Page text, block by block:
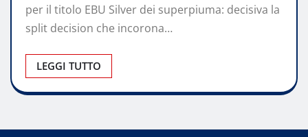
per il titolo EBU Silver dei superpiuma: decisiva la
split decision che incorona…
LEGGI TUTTO